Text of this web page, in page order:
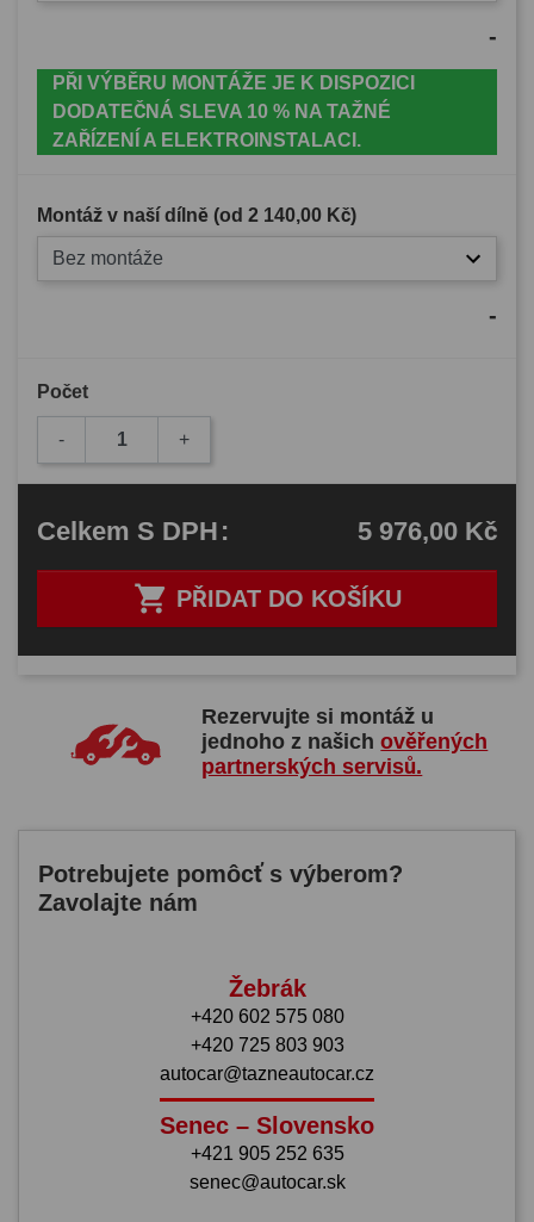
-
PŘI VÝBĚRU MONTÁŽE JE K DISPOZICI
DODATEČNÁ SLEVA 10 % NA TAŽNÉ
ZAŘÍZENÍ A ELEKTROINSTALACI.
Montáž v naší dílně (od 2 140,00 Kč)
Bez montáže
-
Počet
- +
 PŘIDAT DO KOŠÍKU
Celkem S DPH: 5 976,00 Kč
Rezervujte si montáž u
jednoho z našichověřených
partnerských servisů.
Potrebujete pomôcť s výberom?
Zavolajte nám
Žebrák
+420 602 575 080
+420 725 803 903
autocar@tazneautocar.cz
Senec – Slovensko
+421 905 252 635
senec@autocar.sk